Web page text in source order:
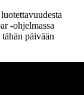
-ohjelmassa
päivään